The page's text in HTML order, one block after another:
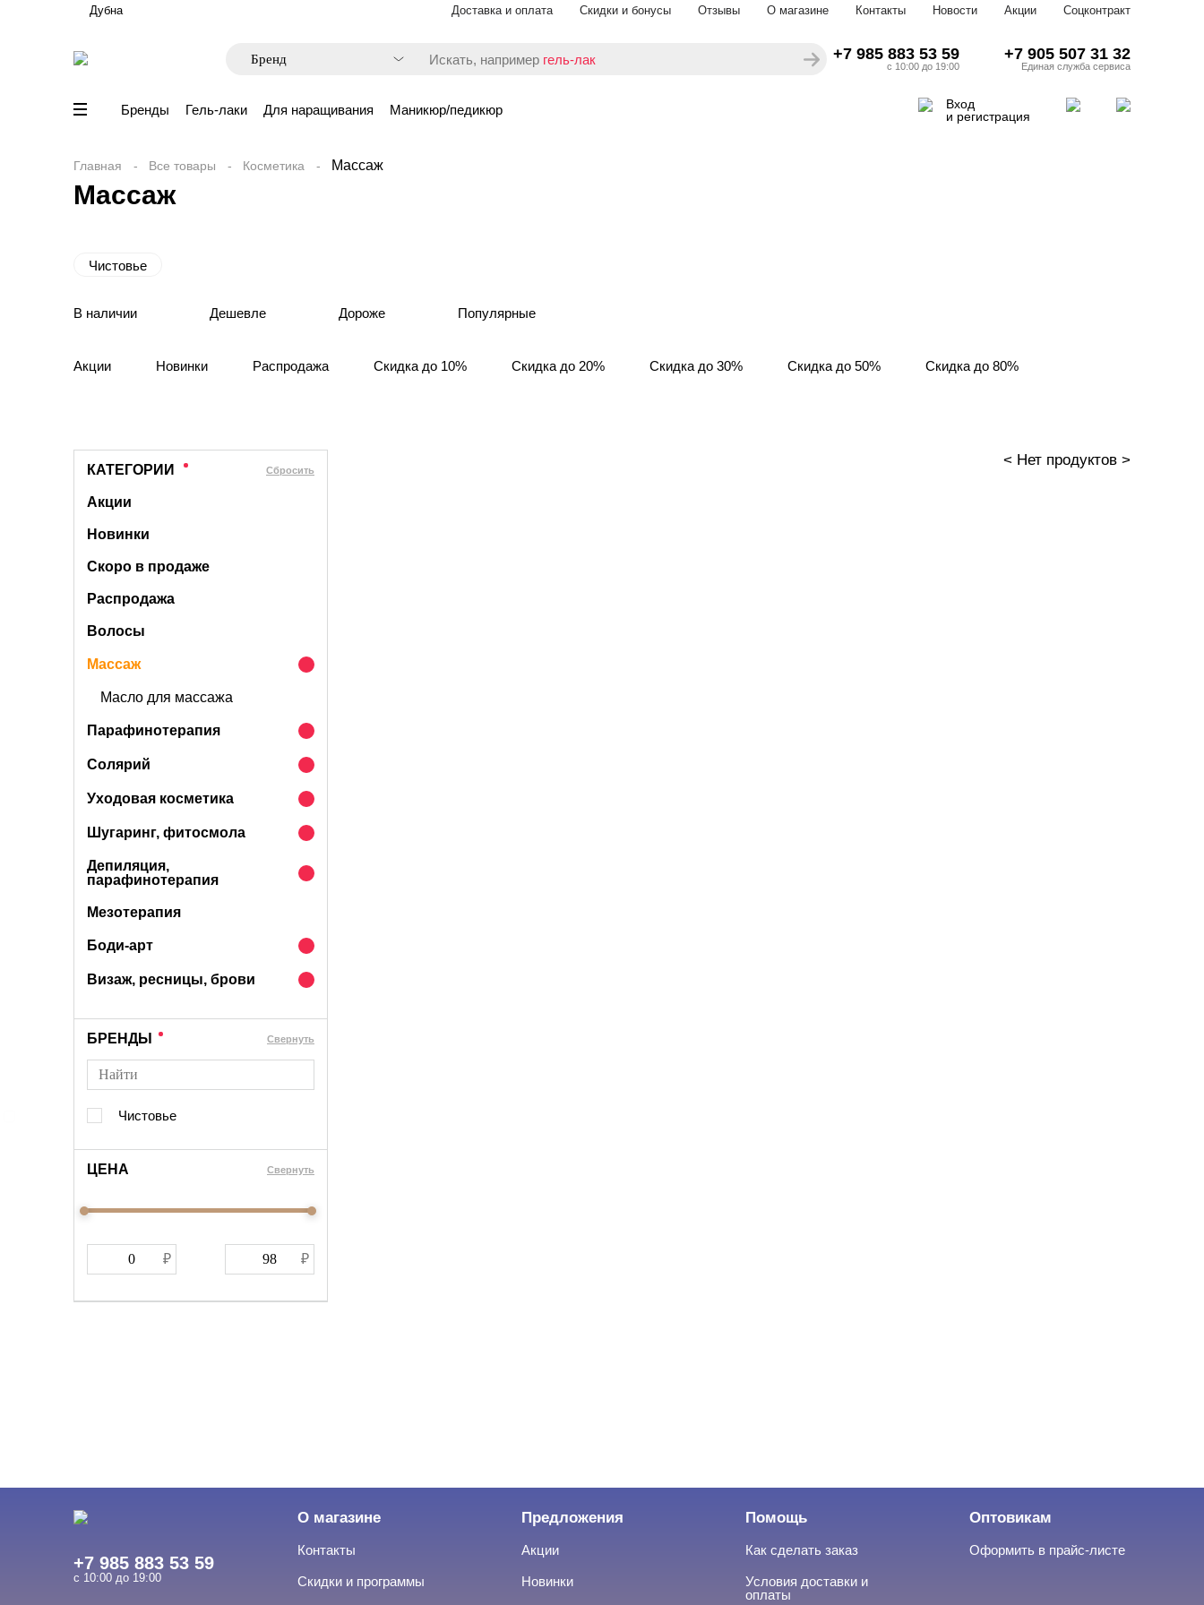
Дубна Доставка и оплата Скидки и бонусы Отзывы О магазине Контакты Новости Акции Соцконтракт
Искать, например гель-лак +7 985 883 53 59
с 10:00 до 19:00
+7 905 507 31 32
Единая служба сервиса
Бренды Гель-лаки Для наращивания Маникюр/педикюр
Вход
и регистрация
Главная Все товары Косметика Массаж
Массаж
Чистовье
В наличии Дешевле Дороже Популярные
Акции Новинки Распродажа Скидка до 10% Скидка до 20% Скидка до 30% Скидка до 50% Скидка до 80%
КАТЕГОРИИ Cбросить
Акции
Новинки
Скоро в продаже
Распродажа
Волосы
Массаж
Масло для массажа
Парафинотерапия
Солярий
Уходовая косметика
Шугаринг, фитосмола
Депиляция,
парафинотерапия
Мезотерапия
Боди-арт
Визаж, ресницы, брови
БРЕНДЫ Cвернуть
Чистовье
ЦЕНА Cвернуть
< Нет продуктов >
+7 985 883 53 59
с 10:00 до 19:00
О магазине
Контакты
Скидки и программы
Предложения
Акции
Новинки
Помощь
Как сделать заказ
Условия доставки и
оплаты
Оптовикам
Оформить в прайс-листе